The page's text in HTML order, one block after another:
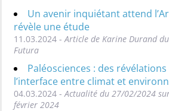
Un avenir inquiétant attend
révèle une étude
11.03.2024 - Article de Karine Durand
Futura
Paléosciences : des révélations
l’interface entre climat et
04.03.2024 - Actualité du 27/02/2024
février 2024